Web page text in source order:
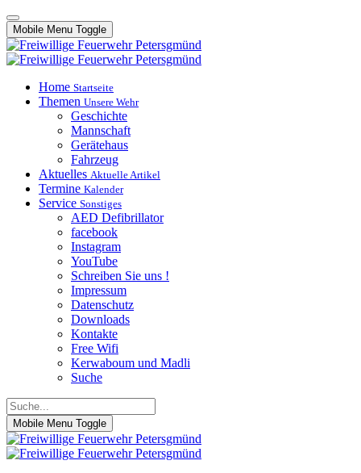
Mobile Menu Toggle
Home Startseite
Themen Unsere Wehr
Geschichte
Mannschaft
Gerätehaus
Fahrzeug
Aktuelles Aktuelle Artikel
Termine Kalender
Service Sonstiges
AED Defibrillator
facebook
Instagram
YouTube
Schreiben Sie uns !
Impressum
Datenschutz
Downloads
Kontakte
Free Wifi
Kerwaboum und Madli
Suche
Mobile Menu Toggle